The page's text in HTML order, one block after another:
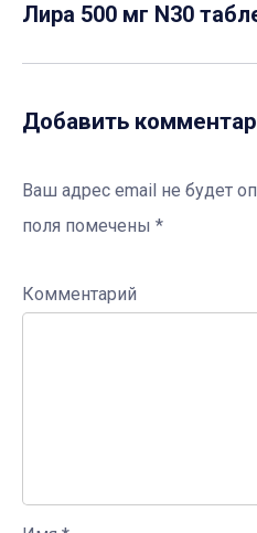
Лира 500 мг N30
Добавить
Ваш адрес email не будет
поля помечены *
Комментарий